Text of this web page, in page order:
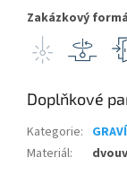
Zakázkový
Doplňkové
Kategorie:
Materiál: